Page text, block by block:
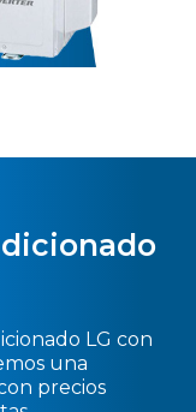
LG con
una
precios